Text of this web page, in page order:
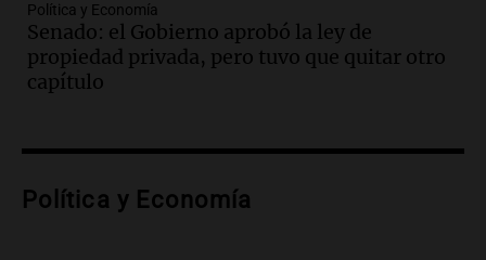
Panorama Federal
Episodios
Audio.Se atrincheró la intendenta
interina de Villa Santa Cruz del Lago
Audio.Anuncian los ganadores de
Política y Economía
Senado: el Gobierno aprobó la ley de
propiedad privada, pero tuvo que quitar otro
capítulo
Política y Economía